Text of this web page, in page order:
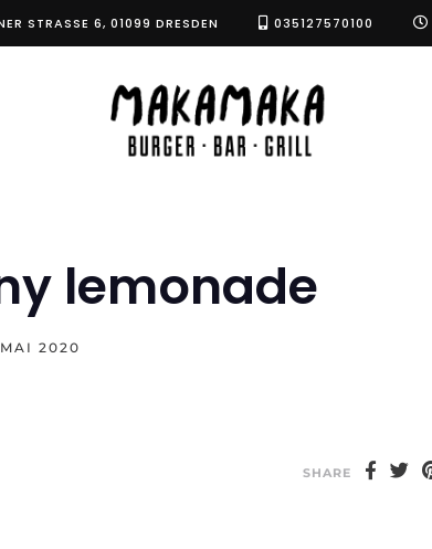
STRASSE 6, 01099 DRESDEN 035127570100
lemonade
2020
SHARE